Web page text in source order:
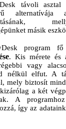
távoli asztal
másik
program
. Kis mérete és
vagy
nélkül elfut. A
mely biztosít
a két
A
így az